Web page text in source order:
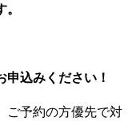
込みください！
ご予約の方優先で対